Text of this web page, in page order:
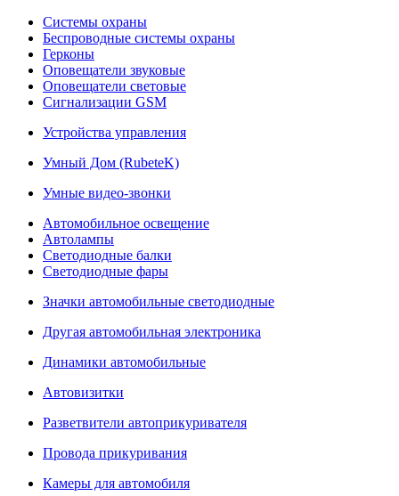
Системы охраны
Беспроводные системы охраны
Герконы
Оповещатели звуковые
Оповещатели световые
Сигнализации GSM
Устройства управления
Умный Дом (RubeteK)
Умные видео-звонки
Автомобильное освещение
Автолампы
Светодиодные балки
Светодиодные фары
Значки автомобильные светодиодные
Другая автомобильная электроника
Динамики автомобильные
Автовизитки
Разветвители автоприкуривателя
Провода прикуривания
Камеры для автомобиля